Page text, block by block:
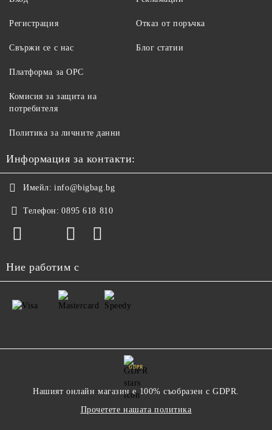
Регистрация
Свържи се с нас
Отказ от поръчка
Блог статии
Платформа за ОРС
Комисия за защита на
потребителя
Политика за личните данни
Информация за контакти:
Имейл: info@bigbag.bg
Телефон: 0895 618 810
Ние работим с
GDPR
Нашият онлайн магазин е 100% съобразен с GDPR.
Прочетете нашата политика